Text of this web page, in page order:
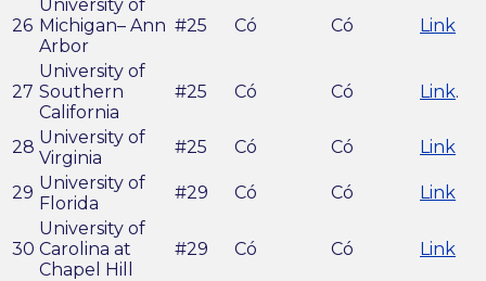
26
University of
Michigan– Ann
Arbor
#25 Có Có Link
27
University of
Southern
California
#25 Có Có Link.
28 University of
Virginia
#25 Có Có Link
29 University of
Florida
#29 Có Có Link
30
University of
Carolina at
Chapel Hill
#29 Có Có Link